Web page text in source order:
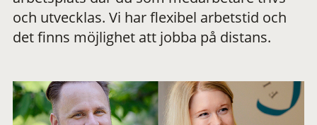
flexibel
och utvecklas. Vi har flexibel arbetstid och
det finns möjlighet att jobba på distans.